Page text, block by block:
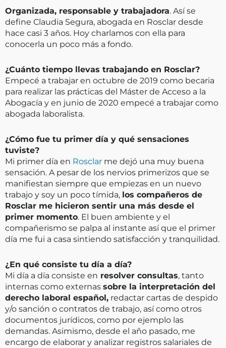
Organizada, responsable y trabajadora. Así se
define Claudia Segura, abogada en Rosclar desde
hace casi 3 años. Hoy charlamos con ella para
conocerla un poco más a fondo.
¿Cuánto tiempo llevas trabajando en Rosclar?
Empecé a trabajar en octubre de 2019 como becaria
para realizar las prácticas del Máster de Acceso a la
Abogacía y en junio de 2020 empecé a trabajar como
abogada laboralista.
¿Cómo fue tu primer día y qué sensaciones
tuviste?
Mi primer día en Rosclar me dejó una muy buena
sensación. A pesar de los nervios primerizos que se
manifiestan siempre que empiezas en un nuevo
trabajo y soy un poco tímida, los compañeros de
Rosclar me hicieron sentir una más desde el
primer momento. El buen ambiente y el
compañerismo se palpa al instante así que el primer
día me fui a casa sintiendo satisfacción y tranquilidad.
¿En qué consiste tu día a día?
Mi día a día consiste en resolver consultas, tanto
internas como externas sobre la interpretación del
derecho laboral español, redactar cartas de despido
y/o sanción o contratos de trabajo, así como otros
documentos jurídicos, como por ejemplo las
demandas. Asimismo, desde el año pasado, me
encargo de elaborar y analizar registros salariales de